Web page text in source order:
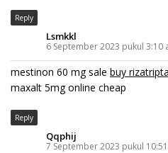
Reply
Lsmkkl
6 September 2023 pukul 3:10
mestinon 60 mg sale buy
maxalt 5mg online cheap
Reply
Qqphij
7 September 2023 pukul